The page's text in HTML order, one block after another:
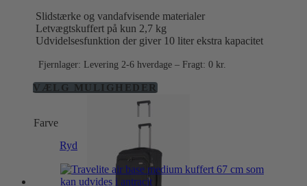
Slidstærke og vandafvisende materialer
Letvægtskuffert på kun 2,7 kg
Udvidelsesfunktion der giver 10 liter ekstra kapacitet
Fjernlager: Levering 2-6 hverdage – Fragt: 0 kr.
VÆLG MULIGHEDERDette
Mulighederne
kan
vælges
Farve
Ryd